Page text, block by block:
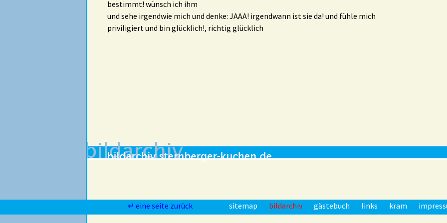
bestimmt! wünsch ich ihm
und sehe irgendwie mich und denke: JAAA! irgendwann ist sie da! und fühle mich
priviligiert und bin glücklich!, richtig glücklich
↵ eine seite zurück sitemap bildarchiv gästebuch links kram